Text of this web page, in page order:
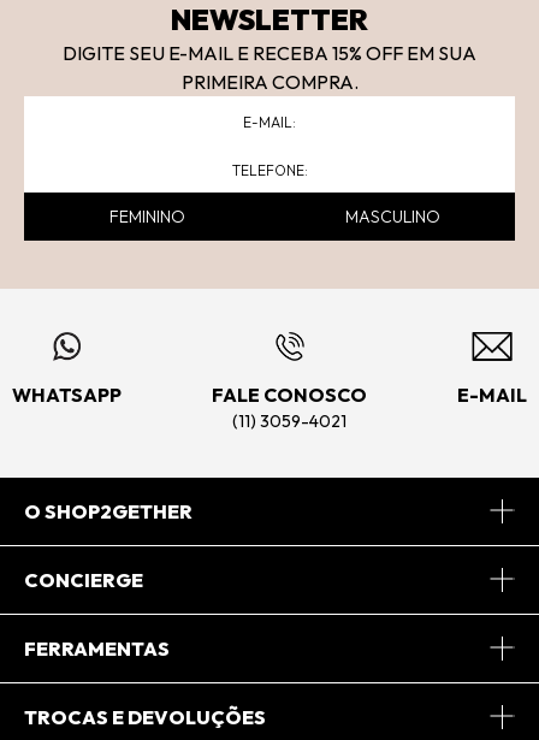
NEWSLETTER
DIGITE SEU E-MAIL E RECEBA 15% OFF EM SUA
PRIMEIRA COMPRA.
FEMININO MASCULINO
WHATSAPP FALE CONOSCO
(11) 3059-4021
E-MAIL
O SHOP2GETHER
Sobre Nós
CONCIERGE
Central de Relacionamento
FERRAMENTAS
Minha Conta
TROCAS E DEVOLUÇÕES